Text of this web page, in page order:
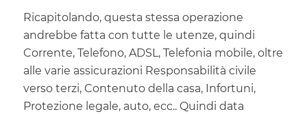
Ricapitolando, questa stessa operazione
andrebbe fatta con tutte le utenze, quindi
Corrente, Telefono, ADSL, Telefonia mobile, oltre
alle varie assicurazioni Responsabilità civile
verso terzi, Contenuto della casa, Infortuni,
Protezione legale, auto, ecc.. Quindi data